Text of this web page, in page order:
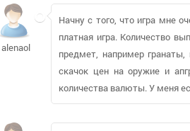
alenaol
Начну с того, что игра мне
платная игра. Количество
предмет, например
скачок цен на оружие и
количества валюты. У меня